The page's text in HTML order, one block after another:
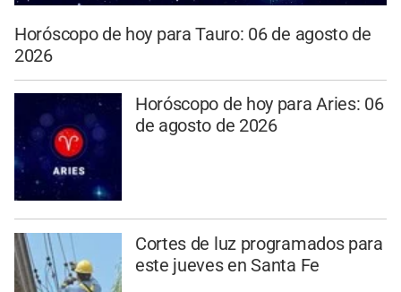
Horóscopo de hoy para Tauro: 06 de agosto de
2026
Horóscopo de hoy para Aries: 06
de agosto de 2026
Cortes de luz programados para
este jueves en Santa Fe